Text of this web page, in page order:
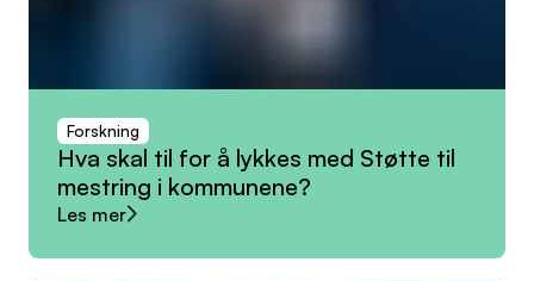
Forskning
Hva skal til for å lykkes med Støtte til
mestring i kommunene?
Les mer